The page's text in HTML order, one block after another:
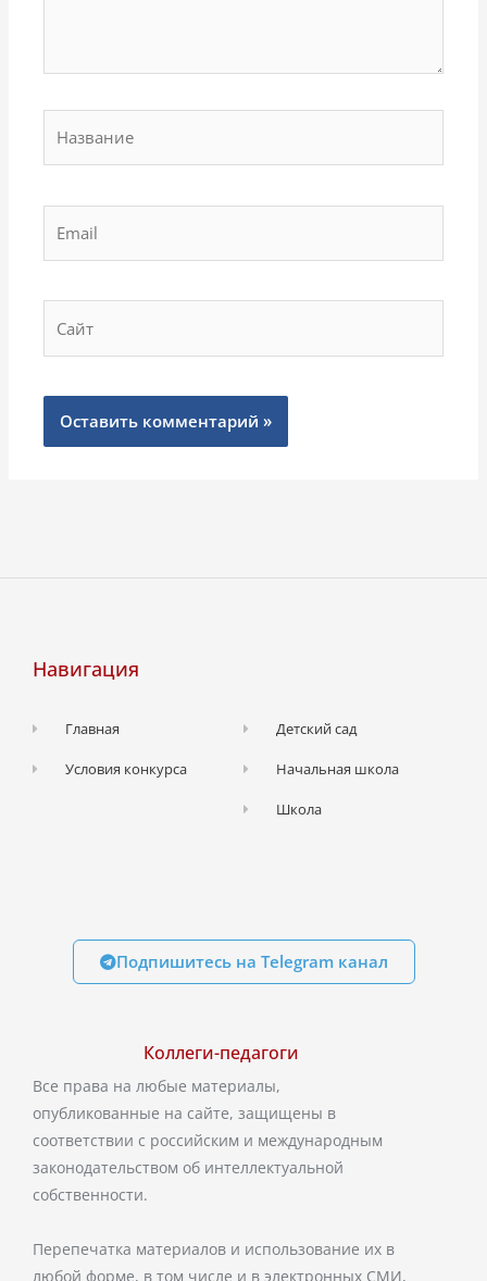
Навигация
Главная
Условия конкурса
Детский сад
Начальная школа
Школа
Подпишитесь на Telegram канал
Коллеги-педагоги
Все права на любые материалы,
опубликованные на сайте, защищены в
соответствии с российским и международным
законодательством об интеллектуальной
собственности.
Перепечатка материалов и использование их в
любой форме, в том числе и в электронных СМИ,